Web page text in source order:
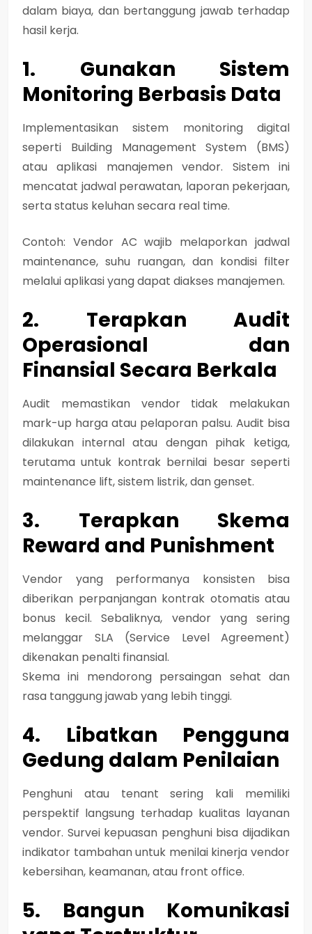
dalam biaya, dan bertanggung jawab terhadap
hasil kerja.
1. Gunakan Sistem
Monitoring Berbasis Data
Implementasikan sistem monitoring digital
seperti Building Management System (BMS)
atau aplikasi manajemen vendor. Sistem ini
mencatat jadwal perawatan, laporan pekerjaan,
serta status keluhan secara real time.
Contoh: Vendor AC wajib melaporkan jadwal
maintenance, suhu ruangan, dan kondisi filter
melalui aplikasi yang dapat diakses manajemen.
2. Terapkan Audit
Operasional dan
Finansial Secara Berkala
Audit memastikan vendor tidak melakukan
mark-up harga atau pelaporan palsu. Audit bisa
dilakukan internal atau dengan pihak ketiga,
terutama untuk kontrak bernilai besar seperti
maintenance lift, sistem listrik, dan genset.
3. Terapkan Skema
Reward and Punishment
Vendor yang performanya konsisten bisa
diberikan perpanjangan kontrak otomatis atau
bonus kecil. Sebaliknya, vendor yang sering
melanggar SLA (Service Level Agreement)
dikenakan penalti finansial.
Skema ini mendorong persaingan sehat dan
rasa tanggung jawab yang lebih tinggi.
4. Libatkan Pengguna
Gedung dalam Penilaian
Penghuni atau tenant sering kali memiliki
perspektif langsung terhadap kualitas layanan
vendor. Survei kepuasan penghuni bisa dijadikan
indikator tambahan untuk menilai kinerja vendor
kebersihan, keamanan, atau front office.
5. Bangun Komunikasi